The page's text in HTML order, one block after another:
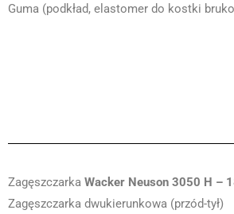
Guma (podkład, elastomer do kostki
Zagęszczarka Wacker Neuson 3050 H –
Zagęszczarka dwukierunkowa (przód-tył)